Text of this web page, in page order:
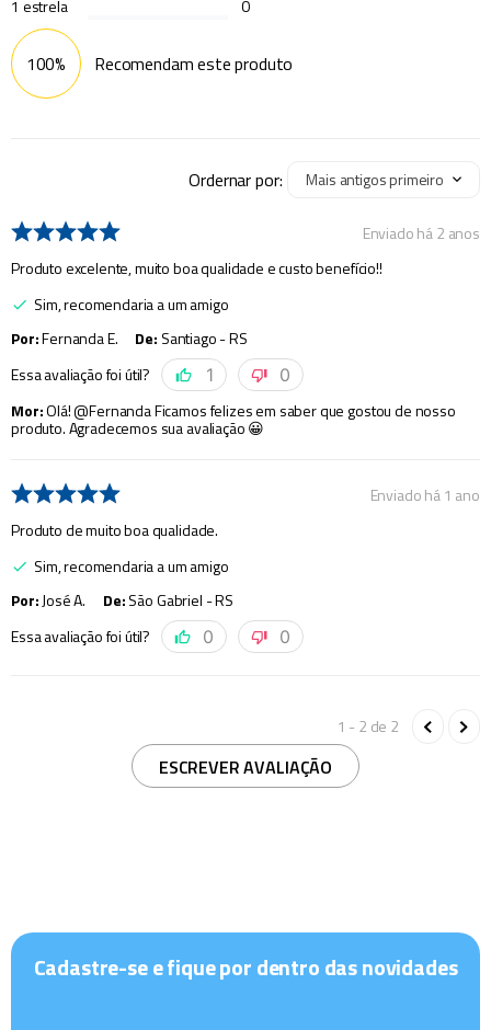
1 estrela 0
100% Recomendam este produto
Ordernar por: Mais antigos primeiro
Enviado há2 anos
Produto excelente, muito boa qualidade e custo benefício!!
Sim, recomendaria a um amigo
Por:Fernanda E. De: Santiago - RS
Essa avaliação foi útil?
1 0
Mor:Olá! @Fernanda Ficamos felizes em saber que gostou de nosso
produto. Agradecemos sua avaliação 😀
Enviado há1 ano
Produto de muito boa qualidade.
Sim, recomendaria a um amigo
Por:José A. De:São Gabriel - RS
Essa avaliação foi útil?
0 0
1 - 2 de 2
ESCREVER AVALIAÇÃO
Cadastre-se e fique por dentro das novidades